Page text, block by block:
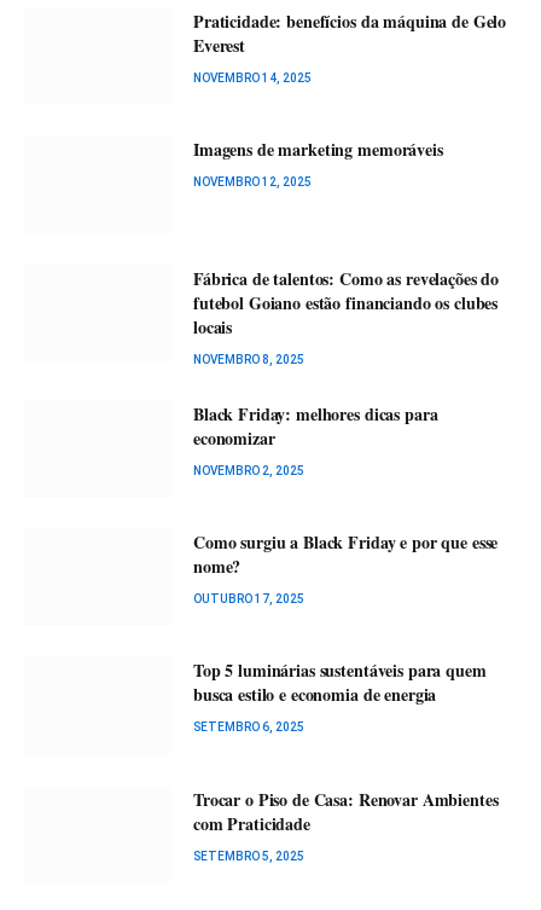
Praticidade: benefícios da máquina de Gelo
Everest
NOVEMBRO 14, 2025
Imagens de marketing memoráveis
NOVEMBRO 12, 2025
Fábrica de talentos: Como as revelações do
futebol Goiano estão financiando os clubes
locais
NOVEMBRO 8, 2025
Black Friday: melhores dicas para
economizar
NOVEMBRO 2, 2025
Como surgiu a Black Friday e por que esse
nome?
OUTUBRO 17, 2025
Top 5 luminárias sustentáveis para quem
busca estilo e economia de energia
SETEMBRO 6, 2025
Trocar o Piso de Casa: Renovar Ambientes
com Praticidade
SETEMBRO 5, 2025